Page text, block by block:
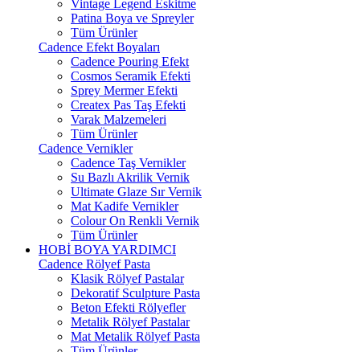
Vintage Legend Eskitme
Patina Boya ve Spreyler
Tüm Ürünler
Cadence Efekt Boyaları
Cadence Pouring Efekt
Cosmos Seramik Efekti
Sprey Mermer Efekti
Createx Pas Taş Efekti
Varak Malzemeleri
Tüm Ürünler
Cadence Vernikler
Cadence Taş Vernikler
Su Bazlı Akrilik Vernik
Ultimate Glaze Sır Vernik
Mat Kadife Vernikler
Colour On Renkli Vernik
Tüm Ürünler
HOBİ BOYA YARDIMCI
Cadence Rölyef Pasta
Klasik Rölyef Pastalar
Dekoratif Sculpture Pasta
Beton Efekti Rölyefler
Metalik Rölyef Pastalar
Mat Metalik Rölyef Pasta